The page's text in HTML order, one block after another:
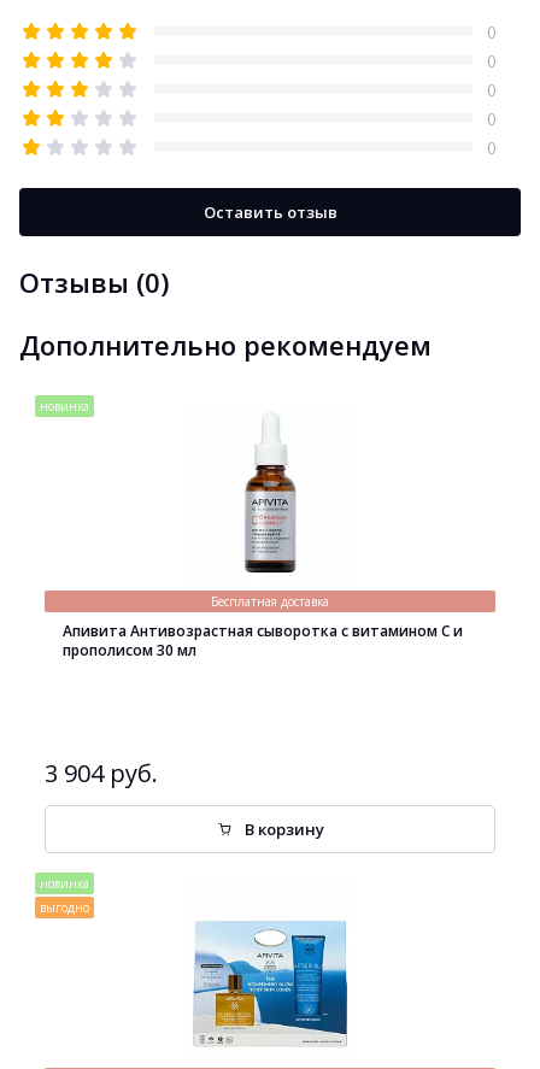
Отзывы (0)
0
0
0
0
0
Оставить отзыв
Дополнительно рекомендуем
новинка
Бесплатная доставка
Апивита Антивозрастная сыворотка с витамином С и
прополисом 30 мл
3 904 руб.
В корзину
новинка
выгодно